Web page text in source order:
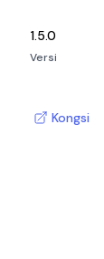
1.5.0
Versi
Kongsi